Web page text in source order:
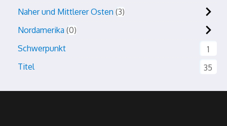
Naher und Mittlerer Osten 3
Nordamerika 0
Schwerpunkt
1
Titel
35